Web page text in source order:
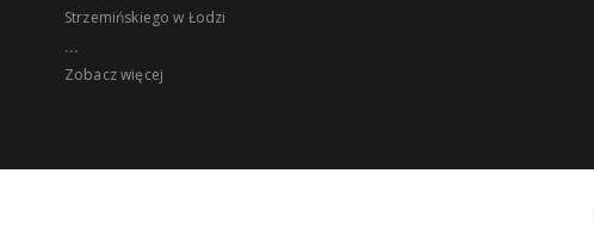
Strzemińskiego w Łodzi
...
Zobacz więcej